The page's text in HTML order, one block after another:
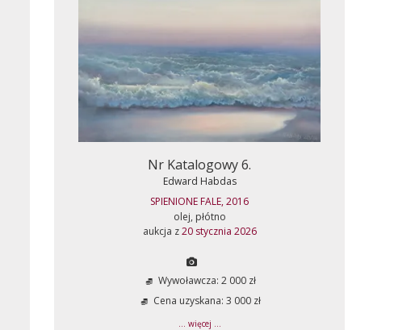
Nr Katalogowy 6.
Edward Habdas
SPIENIONE FALE, 2016
olej, płótno
aukcja z20 stycznia 2026
Wywoławcza: 2 000 zł
Cena uzyskana: 3 000 zł
... więcej ...